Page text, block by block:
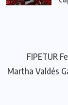
FIPETUR
Martha Valdés